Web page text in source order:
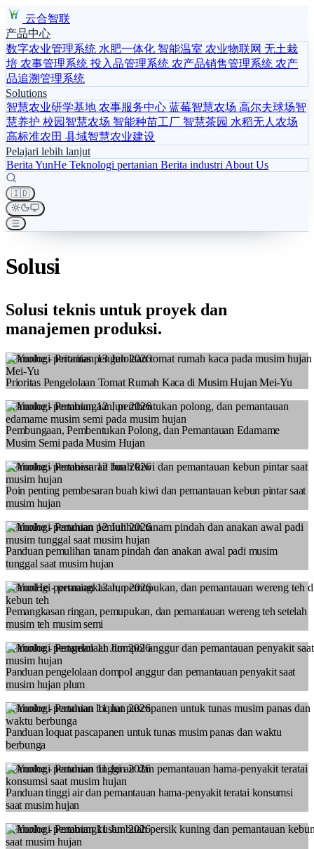
云合智联
产品中心
数字农业管理系统 水肥一体化 智能温室 农业物联网 无土栽
培 农事管理系统 投入品管理系统 农产品销售管理系统 农产
品追溯管理系统
Solutions
智慧农业研学基地 农事服务中心 蓝莓智慧农场 高尔夫球场智
慧养护 校园智慧农场 智能种苗工厂 智慧茶园 水稻无人农场
高标准农田 县域智慧农业建设
Pelajari lebih lanjut
Berita YunHe Teknologi pertanian Berita industri About Us
🇮🇩
Solusi
Solusi teknis untuk proyek dan
manajemen produksi.
Teknologi pertanian 13 Jun 2026
Prioritas Pengelolaan Tomat Rumah Kaca di Musim Hujan Mei-Yu
Teknologi pertanian 12 Jun 2026
Pembungaan, Pembentukan Polong, dan Pemantauan Edamame
Musim Semi pada Musim Hujan
Teknologi pertanian 12 Jun 2026
Poin penting pembesaran buah kiwi dan pemantauan kebun pintar saat
musim hujan
Teknologi pertanian 12 Jun 2026
Panduan pemulihan tanam pindah dan anakan awal padi musim
tunggal saat musim hujan
Teknologi pertanian 12 Jun 2026
Pemangkasan ringan, pemupukan, dan pemantauan wereng teh setelah
musim teh musim semi
Teknologi pertanian 11 Jun 2026
Panduan pengelolaan dompol anggur dan pemantauan penyakit saat
musim hujan plum
Teknologi pertanian 11 Jun 2026
Panduan loquat pascapanen untuk tunas musim panas dan waktu
berbunga
Teknologi pertanian 11 Jun 2026
Panduan tinggi air dan pemantauan hama-penyakit teratai konsumsi
saat musim hujan
Teknologi pertanian 11 Jun 2026